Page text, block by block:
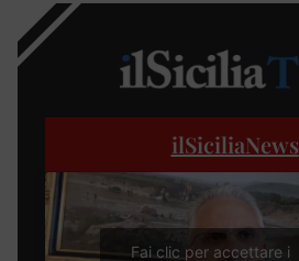
ilSiciliaNews
Fai clic per accettare i